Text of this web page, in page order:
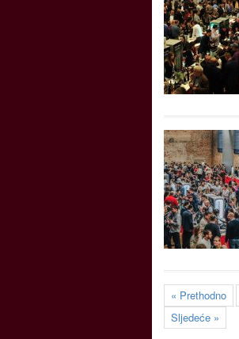
« Prethodno
Sljedeće »